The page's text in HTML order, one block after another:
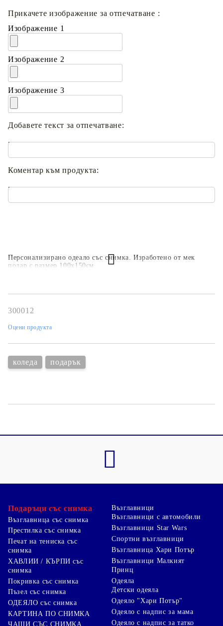
Персонализирано одеало със снимка. Изработено от мек
полар с размер 100х150см.
Прикачете изображение за отпечатване :
Изображение 1
Изображение 2
Изображение 3
Добавете текст за отпечатване:
.
Коментар към продукта:
.
300012
Оцени продукта
коледа подарък
Подаръци със снимка
Възглавница със снимка
Престилка със снимка
Печат на тениска със
снимка
ХАВЛИИ / КЪРПИ със
снимка
Покривка със снимка
Пъзел със снимка
ОДЕЯЛО със снимка
КАРТИНА ПО СНИМКА
ЧАШИ СЪС СНИМКА
Възглавници
Възглавници с автомобили
Възглавници Star Wars
Спортни възглавници
Възглавница Хари Потър
Възглавници Малкият
Принц
Одеяла
Детски одеяла
Одеяло "Хари Потър"
Одеяло с надпис за мама
Одеяло с надпис за татко